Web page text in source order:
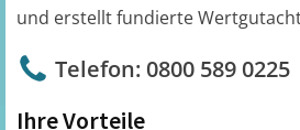
und erstellt fundierte
Telefon: 0800 589 0225
Ihre Vorteile